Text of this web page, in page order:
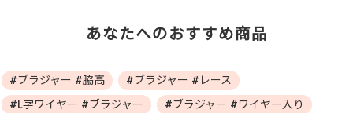
あなたへのおすすめ商品
#ブラジャー #脇高
#ブラジャー #レース
#L字ワイヤー #ブラジャー
#ブラジャー #ワイヤー入り